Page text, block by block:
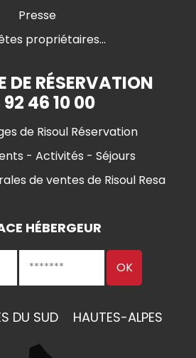
Presse
propriétaires...
DE RÉSERVATION
46 10 00
de Risoul Réservation
- Activités - Séjours
de ventes de Risoul Resa
HÉBERGEUR
DU SUD HAUTES-ALPES